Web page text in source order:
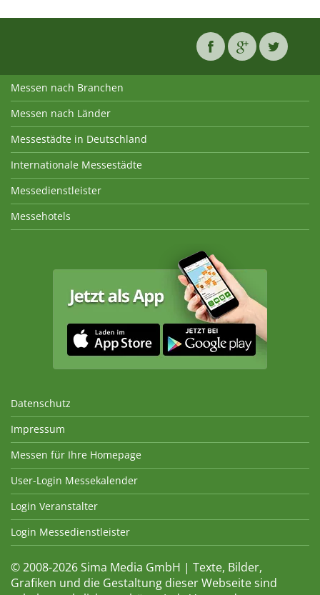
Messen nach Branchen
Messen nach Länder
Messestädte in Deutschland
Internationale Messestädte
Messedienstleister
Messehotels
Datenschutz
Impressum
Messen für Ihre Homepage
User-Login Messekalender
Login Veranstalter
Login Messedienstleister
© 2008-2026 Sima Media GmbH | Texte, Bilder,
Grafiken und die Gestaltung dieser Webseite sind